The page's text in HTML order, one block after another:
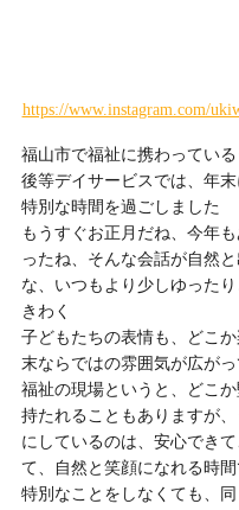
https://www.instagram.com/
福山市で福祉に携わってい
後等デイサービスでは、年
特別な時間を過ごしました
もうすぐお正月だね、今年
ったね、そんな会話が自然
な、いつもより少しゆった
きわく
子どもたちの表情も、どこ
末ならではの雰囲気が広が
福祉の現場というと、どこ
持たれることもありますが
にしているのは、安心でき
て、自然と笑顔になれる時間
特別なことをしなくても、